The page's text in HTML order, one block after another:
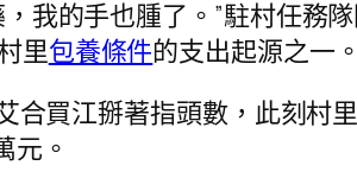
我的手也腫了。”駐村任務
里包養條件的支出起源之一。
合買江掰著指頭數，此刻
元。